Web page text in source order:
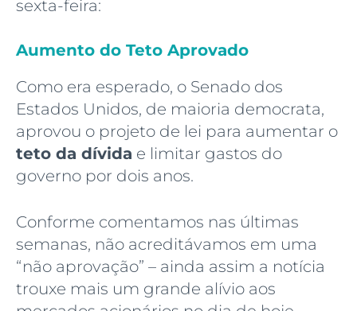
sexta-feira:
Aumento do Teto Aprovado
Como era esperado, o Senado dos
Estados Unidos, de maioria democrata,
aprovou o projeto de lei para aumentar o
teto da dívida e limitar gastos do
governo por dois anos.
Conforme comentamos nas últimas
semanas, não acreditávamos em uma
“não aprovação” – ainda assim a notícia
trouxe mais um grande alívio aos